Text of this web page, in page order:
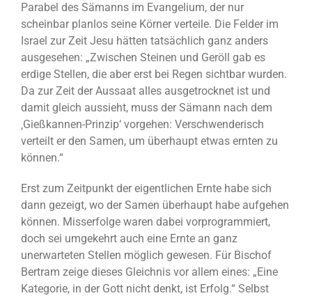
Parabel des Sämanns im Evangelium, der nur
scheinbar planlos seine Körner verteile. Die Felder im
Israel zur Zeit Jesu hätten tatsächlich ganz anders
ausgesehen: „Zwischen Steinen und Geröll gab es
erdige Stellen, die aber erst bei Regen sichtbar wurden.
Da zur Zeit der Aussaat alles ausgetrocknet ist und
damit gleich aussieht, muss der Sämann nach dem
‚Gießkannen-Prinzip‘ vorgehen: Verschwenderisch
verteilt er den Samen, um überhaupt etwas ernten zu
können.“
Erst zum Zeitpunkt der eigentlichen Ernte habe sich
dann gezeigt, wo der Samen überhaupt habe aufgehen
können. Misserfolge waren dabei vorprogrammiert,
doch sei umgekehrt auch eine Ernte an ganz
unerwarteten Stellen möglich gewesen. Für Bischof
Bertram zeige dieses Gleichnis vor allem eines: „Eine
Kategorie, in der Gott nicht denkt, ist Erfolg.“ Selbst